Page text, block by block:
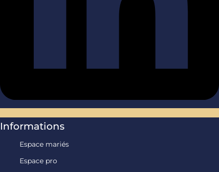
Informations
Espace mariés
Espace pro